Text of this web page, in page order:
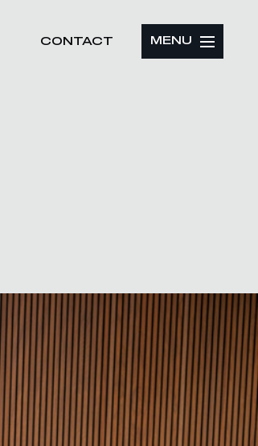
CONTACT MENU